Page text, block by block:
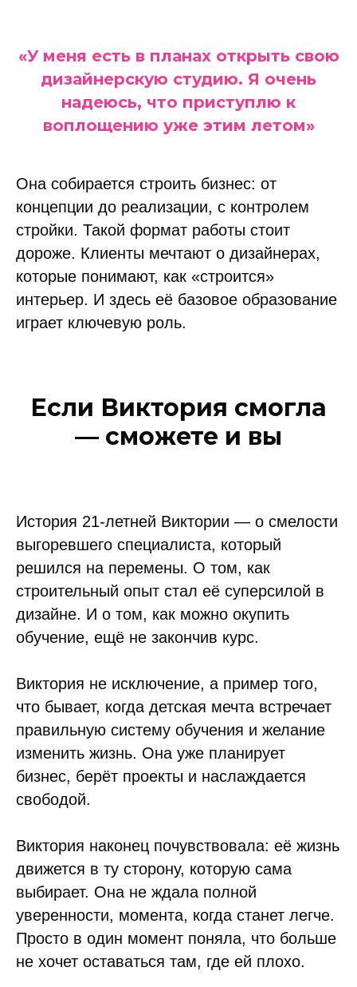
«У меня есть в планах открыть свою
дизайнерскую студию. Я очень
надеюсь, что приступлю к
воплощению уже этим летом»
Она собирается строить бизнес: от
концепции до реализации, с контролем
стройки. Такой формат работы стоит
дороже. Клиенты мечтают о дизайнерах,
которые понимают, как «строится»
интерьер. И здесь её базовое образование
играет ключевую роль.
Если Виктория смогла
— сможете и вы
История 21-летней Виктории — о смелости
выгоревшего специалиста, который
решился на перемены. О том, как
строительный опыт стал её суперсилой в
дизайне. И о том, как можно окупить
обучение, ещё не закончив курс.
Виктория не исключение, а пример того,
что бывает, когда детская мечта встречает
правильную систему обучения и желание
изменить жизнь. Она уже планирует
бизнес, берёт проекты и наслаждается
свободой.
Виктория наконец почувствовала: её жизнь
движется в ту сторону, которую сама
выбирает. Она не ждала полной
уверенности, момента, когда станет легче.
Просто в один момент поняла, что больше
не хочет оставаться там, где ей плохо.